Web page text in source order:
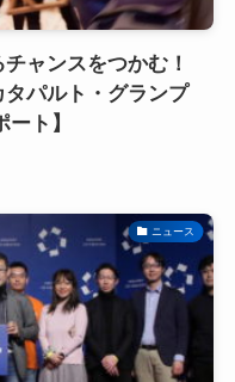
ャンスをつかむ！
パルト・グランプ
ト】
ニュース